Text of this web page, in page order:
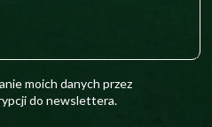
moich danych przez
do newslettera.